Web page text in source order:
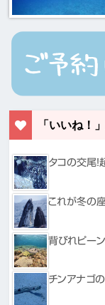
「いいね！
タコの交尾！
これが冬の
背びれピー
チンアナゴ